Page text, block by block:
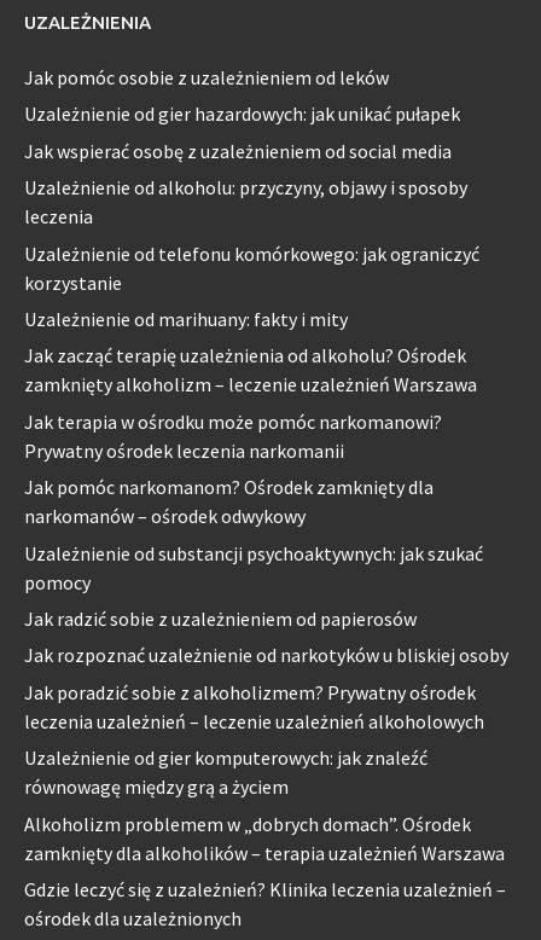
UZALEŻNIENIA
Jak pomóc osobie z uzależnieniem od leków
Uzależnienie od gier hazardowych: jak unikać pułapek
Jak wspierać osobę z uzależnieniem od social media
Uzależnienie od alkoholu: przyczyny, objawy i sposoby
leczenia
Uzależnienie od telefonu komórkowego: jak ograniczyć
korzystanie
Uzależnienie od marihuany: fakty i mity
Jak zacząć terapię uzależnienia od alkoholu? Ośrodek
zamknięty alkoholizm – leczenie uzależnień Warszawa
Jak terapia w ośrodku może pomóc narkomanowi?
Prywatny ośrodek leczenia narkomanii
Jak pomóc narkomanom? Ośrodek zamknięty dla
narkomanów – ośrodek odwykowy
Uzależnienie od substancji psychoaktywnych: jak szukać
pomocy
Jak radzić sobie z uzależnieniem od papierosów
Jak rozpoznać uzależnienie od narkotyków u bliskiej osoby
Jak poradzić sobie z alkoholizmem? Prywatny ośrodek
leczenia uzależnień – leczenie uzależnień alkoholowych
Uzależnienie od gier komputerowych: jak znaleźć
równowagę między grą a życiem
Alkoholizm problemem w „dobrych domach”. Ośrodek
zamknięty dla alkoholików – terapia uzależnień Warszawa
Gdzie leczyć się z uzależnień? Klinika leczenia uzależnień –
ośrodek dla uzależnionych